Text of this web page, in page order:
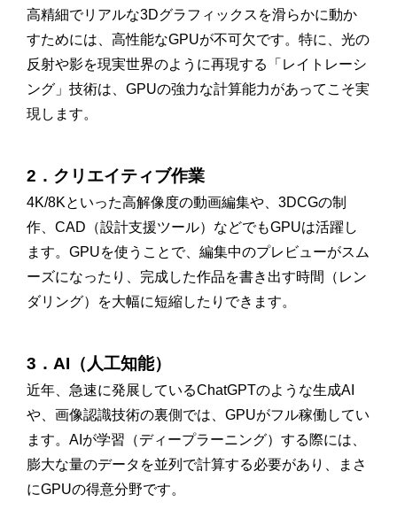
高精細でリアルな3Dグラフィックスを滑らかに動か
すためには、高性能なGPUが不可欠です。特に、光の
反射や影を現実世界のように再現する「レイトレーシ
ング」技術は、GPUの強力な計算能力があってこそ実
現します。
2．クリエイティブ作業
4K/8Kといった高解像度の動画編集や、3DCGの制
作、CAD（設計支援ツール）などでもGPUは活躍し
ます。GPUを使うことで、編集中のプレビューがスム
ーズになったり、完成した作品を書き出す時間（レン
ダリング）を大幅に短縮したりできます。
3．AI（人工知能）
近年、急速に発展しているChatGPTのような生成AI
や、画像認識技術の裏側では、GPUがフル稼働してい
ます。AIが学習（ディープラーニング）する際には、
膨大な量のデータを並列で計算する必要があり、まさ
にGPUの得意分野です。